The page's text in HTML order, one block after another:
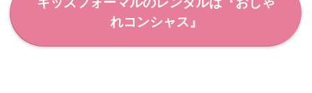
れコンシャス』